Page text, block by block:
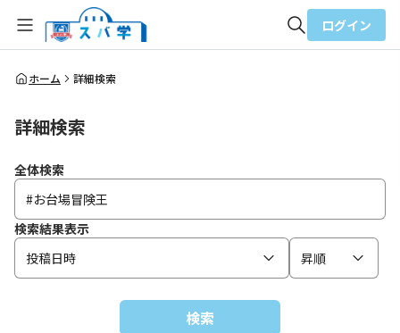
全体検索
ログイン
ホーム 詳細検索
詳細検索
全体検索
検索結果表示
投稿日時
昇順
検索